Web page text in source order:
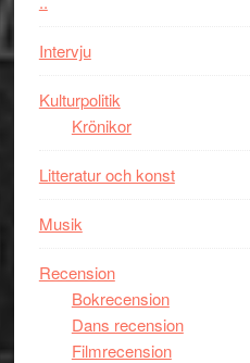
Intervju
Kulturpolitik
Krönikor
Litteratur och konst
Musik
Recension
Bokrecension
Dans recension
Filmrecension